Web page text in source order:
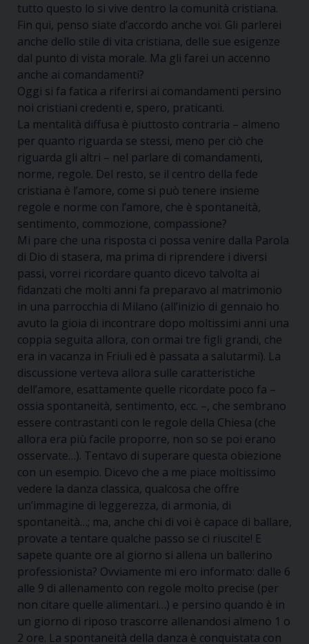
tutto questo lo si vive dentro la comunità cristiana.
Fin qui, penso siate d’accordo anche voi. Gli parlerei
anche dello stile di vita cristiana, delle sue esigenze
dal punto di vista morale. Ma gli farei un accenno
anche ai comandamenti?
Oggi si fa fatica a riferirsi ai comandamenti persino
noi cristiani credenti e, spero, praticanti.
La mentalità diffusa è piuttosto contraria – almeno
per quanto riguarda se stessi, meno per ciò che
riguarda gli altri – nel parlare di comandamenti,
norme, regole. Del resto, se il centro della fede
cristiana è l’amore, come si può tenere insieme
regole e norme con l’amore, che è spontaneità,
sentimento, commozione, compassione?
Mi pare che una risposta ci possa venire dalla Parola
di Dio di stasera, ma prima di riprendere i diversi
passi, vorrei ricordare quanto dicevo talvolta ai
fidanzati che molti anni fa preparavo al matrimonio
in una parrocchia di Milano (all’inizio di gennaio ho
avuto la gioia di incontrare dopo moltissimi anni una
coppia seguita allora, con ormai tre figli grandi, che
era in vacanza in Friuli ed è passata a salutarmi). La
discussione verteva allora sulle caratteristiche
dell’amore, esattamente quelle ricordate poco fa –
ossia spontaneità, sentimento, ecc. –, che sembrano
essere contrastanti con le regole della Chiesa (che
allora era più facile proporre, non so se poi erano
osservate…). Tentavo di superare questa obiezione
con un esempio. Dicevo che a me piace moltissimo
vedere la danza classica, qualcosa che offre
un’immagine di leggerezza, di armonia, di
spontaneità…; ma, anche chi di voi è capace di ballare,
provate a tentare qualche passo se ci riuscite! E
sapete quante ore al giorno si allena un ballerino
professionista? Ovviamente mi ero informato: dalle 6
alle 9 di allenamento con regole molto precise (per
non citare quelle alimentari…) e persino quando è in
un giorno di riposo trascorre allenandosi almeno 1 o
2 ore. La spontaneità della danza è conquistata con